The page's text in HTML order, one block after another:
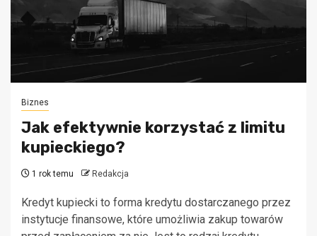
Biznes
Jak efektywnie korzystać z limitu
kupieckiego?
1 rok temu Redakcja
Kredyt kupiecki to forma kredytu dostarczanego przez
instytucje finansowe, które umożliwia zakup towarów